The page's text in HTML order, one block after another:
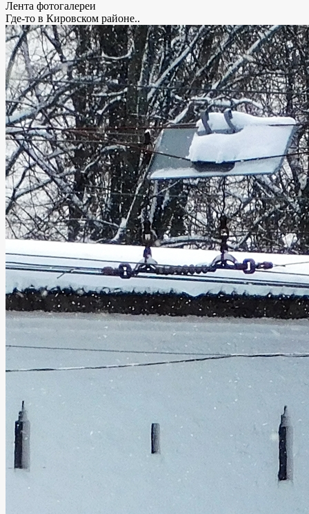
Лента фотогалереи
Где-то в Кировском районе..